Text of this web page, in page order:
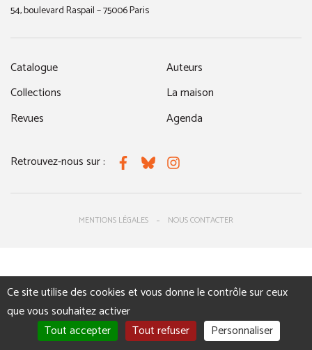
54, boulevard Raspail – 75006 Paris
Catalogue
Collections
Revues
Auteurs
La maison
Agenda
Retrouvez-nous sur : FacebookBlueskyInstagram
MENTIONS LÉGALES NOUS CONTACTER
Ce site utilise des cookies et vous donne le contrôle sur ceux
que vous souhaitez activer
Tout accepter
Tout refuser Personnaliser